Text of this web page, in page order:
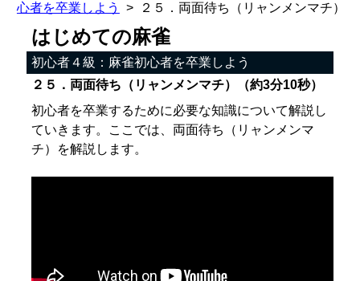
心者を卒業しよう
２５．両面待ち（リャンメンマチ）
はじめての麻雀
初心者４級：麻雀初心者を卒業しよう
２５．両面待ち（リャンメンマチ）（約3分10秒）
初心者を卒業するために必要な知識について解説し
ていきます。ここでは、両面待ち（リャンメンマ
チ）を解説します。